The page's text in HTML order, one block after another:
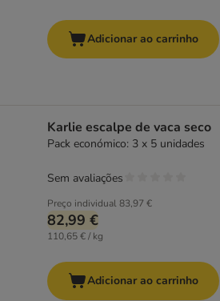
Adicionar ao carrinho
Karlie escalpe de vaca seco
Pack económico: 3 x 5 unidades
Preço individual83,97 €
82,99 €
110,65 € / kg
Sem avaliações
Adicionar ao carrinho